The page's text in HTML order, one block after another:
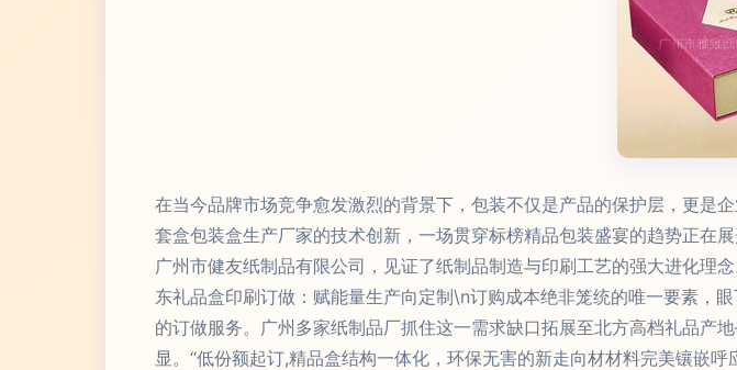
在当今品牌市场竞争愈发激烈的背景下，包装不仅是产品的保护层，更是
套盒包装盒生产厂家的技术创新，一场贯穿标榜精品包装盛宴的趋势正在
广州市健友纸制品有限公司，见证了纸制品制造与印刷工艺的强大进化
东礼品盒印刷订做：赋能量生产向定制\n订购成本绝非笼统的唯一要素，
的订做服务。广州多家纸制品厂抓住这一需求缺口拓展至北方高档礼品
显。“低份额起订,精品盒结构一体化，环保无害的新走向材材料完美镶嵌